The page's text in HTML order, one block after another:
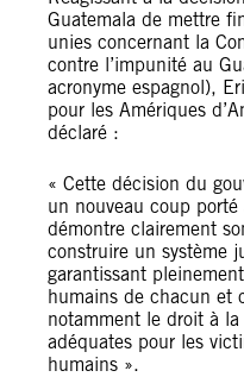
Guatemala de mettre
unies concernant la
contre l’impunité au
acronyme espagnol),
pour les Amériques
déclaré :
« Cette décision du
un nouveau coup
démontre clairement
construire un système
garantissant
humains de chacun et
notamment le droit à
adéquates pour les
humains ».